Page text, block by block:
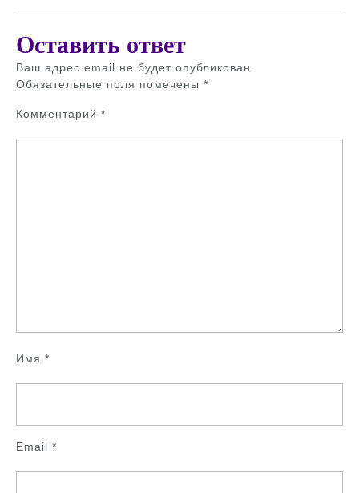
Оставить ответ
Ваш адрес email не будет опубликован.
Обязательные поля помечены *
Комментарий *
Имя *
Email *